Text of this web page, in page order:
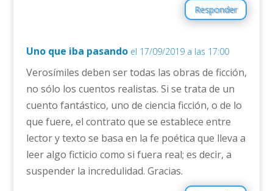
Responder
Uno que iba pasando el 17/09/2019 a las 17:00
Verosímiles deben ser todas las obras de ficción,
no sólo los cuentos realistas. Si se trata de un
cuento fantástico, uno de ciencia ficción, o de lo
que fuere, el contrato que se establece entre
lector y texto se basa en la fe poética que lleva a
leer algo ficticio como si fuera real; es decir, a
suspender la incredulidad. Gracias.